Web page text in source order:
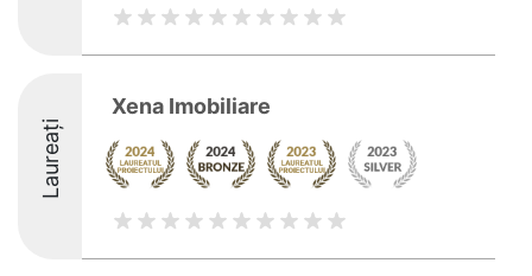
Laureați
Xena Imobiliare